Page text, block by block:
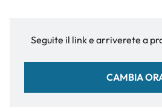
Seguite il link e arriverete a
CAMBIA